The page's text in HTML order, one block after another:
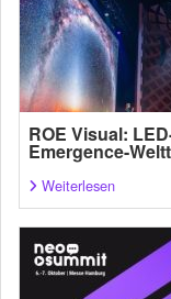
ROE Visual:
Emergence-
Weiterlesen